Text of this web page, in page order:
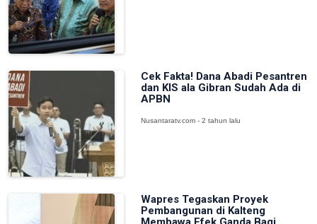
Cek Fakta! Dana Abadi Pesantren
dan KIS ala Gibran Sudah Ada di
APBN
Nusantaratv.com - 2 tahun lalu
Wapres Tegaskan Proyek
Pembangunan di Kalteng